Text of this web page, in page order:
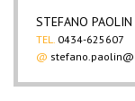
STEFANO PAOLIN
TEL. 0434-625607
@